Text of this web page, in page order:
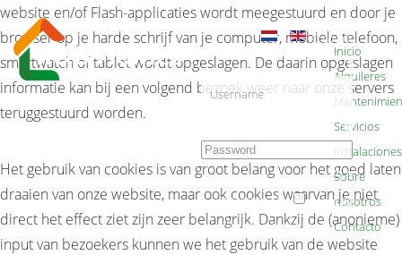
Account
Remember Me SIGN IN
Please wait, authorizing ...
Inicio
Alquileres
Servicios
Instalaciones
Sobre
nosotros
Contacto
website en/of Flash-applicaties wordt meegestuurd en door je
browser op je harde schrijf van je computer, mobiele telefoon,
smartwatch of tablet wordt opgeslagen. De daarin opgeslagen
informatie kan bij een volgend bezoek weer naar onze servers
teruggestuurd worden.
Het gebruik van cookies is van groot belang voor het goed laten
draaien van onze website, maar ook cookies waarvan je niet
direct het effect ziet zijn zeer belangrijk. Dankzij de (anonieme)
input van bezoekers kunnen we het gebruik van de website